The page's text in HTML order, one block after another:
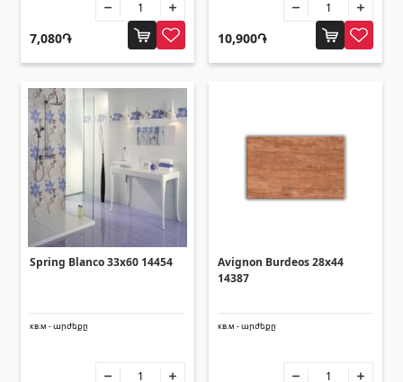
7,080֏ 10,900֏
Spring Blanco 33x60 14454
кв.м - արժեքը
Avignon Burdeos 28x44
14387
кв.м - արժեքը